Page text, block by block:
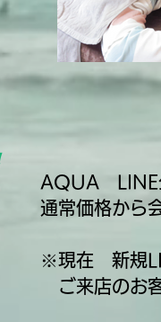
AQUA LINE
通常価格から
​※現在 新規
ご来店のお